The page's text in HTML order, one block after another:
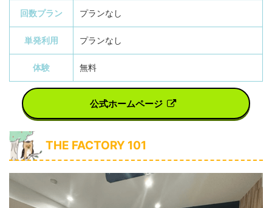
回数プラン プランなし
単発利用 プランなし
体験 無料
公式ホームページ
THE FACTORY 101